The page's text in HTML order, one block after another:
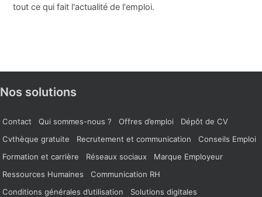
tout ce qui fait l'actualité de l'emploi.
Nos solutions
Contact Qui sommes-nous ? Offres d’emploi
Dépôt de CV
Cvthèque gratuite
Recrutement et communication
Conseils Emploi
Formation et carrière
Réseaux sociaux
Marque Employeur
Ressources Humaines
Communication RH
Conditions générales d’utilisation
Solutions digitales